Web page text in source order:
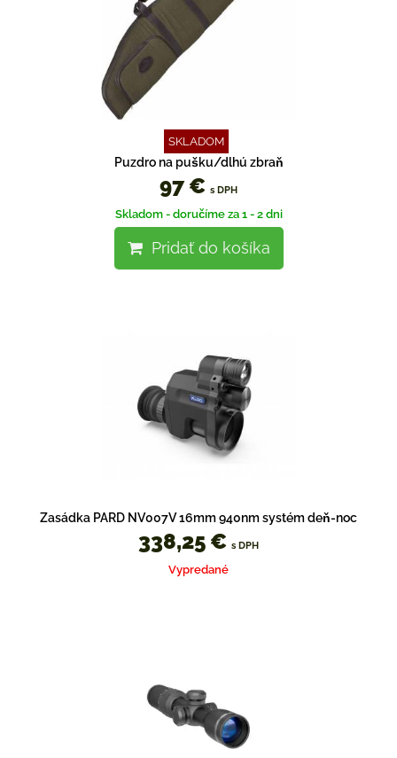
SKLADOM
Puzdro na pušku/dlhú zbraň
97 € s DPH
Skladom - doručíme za 1 - 2 dni
Pridať do košíka
Zasádka PARD NV007V 16mm 940nm systém deň-noc
338,25 € s DPH
Vypredané